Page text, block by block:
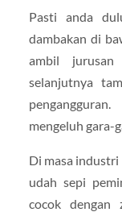
Pasti anda
dambakan di
ambil jurusan
selanjutnya
mengeluh gara-
Di masa industri
udah sepi
cocok dengan